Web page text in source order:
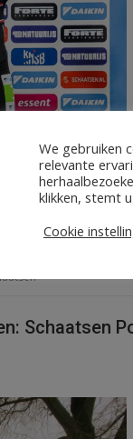
Schaatsen
We gebruiken
relevante
klikken, stemt
Cookie